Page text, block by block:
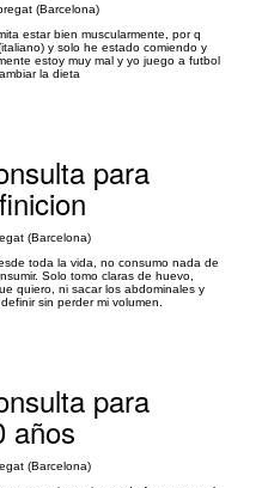
(Barcelona)
estar bien muscularmente, por q
y solo he estado comiendo y
estoy muy mal y yo juego a futbol
la dieta
para
(Barcelona)
toda la vida, no consumo nada de
Solo tomo claras de huevo,
quiero, ni sacar los abdominales y
sin perder mi volumen.
para
años
(Barcelona)